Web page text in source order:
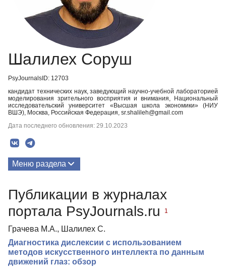
Шалилех Соруш
PsyJournalsID: 12703
кандидат технических наук, заведующий научно-учебной лабораторией
моделирования зрительного восприятия и внимания, Национальный
исследовательский университет «Высшая школа экономики» (НИУ
ВШЭ), Москва, Российская Федерация, sr.shalileh@gmail.com
Дата последнего обновления: 29.10.2023
Меню раздела
Публикации в журналах
портала PsyJournals.ru
1
Грачева М.А., Шалилех С.
Диагностика дислексии с использованием
методов искусственного интеллекта по данным
движений глаз: обзор